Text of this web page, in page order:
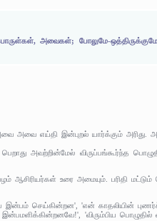
அவைகள்; போலுமே-
அவை எய்தி இன்புறல் யார்க்கும்
அவற்றின்மேல் விருப்பங்கூர்ந்த
ஆசிரியர்கள் உரை அமையும். பரிதி
செய்கின்றன', 'என் காதலியின்
'விரும்பிய பொழுதில்